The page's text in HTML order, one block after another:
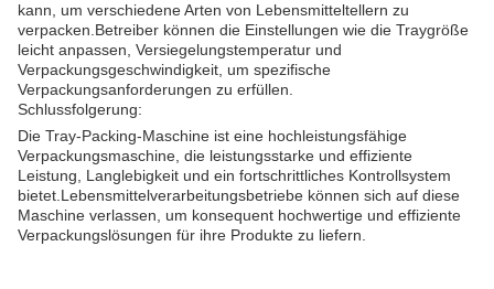
kann, um verschiedene Arten von Lebensmitteltellern zu
verpacken.Betreiber können die Einstellungen wie die Traygröße
leicht anpassen, Versiegelungstemperatur und
Verpackungsgeschwindigkeit, um spezifische
Verpackungsanforderungen zu erfüllen.
Schlussfolgerung:
Die Tray-Packing-Maschine ist eine hochleistungsfähige
Verpackungsmaschine, die leistungsstarke und effiziente
Leistung, Langlebigkeit und ein fortschrittliches Kontrollsystem
bietet.Lebensmittelverarbeitungsbetriebe können sich auf diese
Maschine verlassen, um konsequent hochwertige und effiziente
Verpackungslösungen für ihre Produkte zu liefern.